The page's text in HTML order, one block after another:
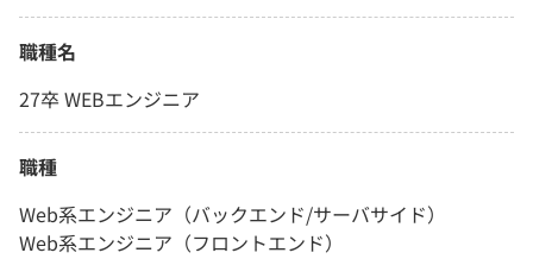
職種名
27卒 WEBエンジニア
職種
Web系エンジニア（バックエンド/サーバサイド）
Web系エンジニア（フロントエンド）